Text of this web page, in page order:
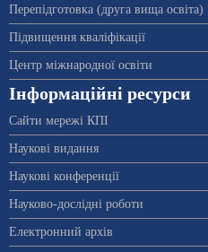
Перепідготовка (друга вища освіта)
Підвищення кваліфікації
Центр міжнародної освіти
Інформаційні ресурси
Сайти мережі КПІ
Наукові видання
Наукові конференції
Науково-дослідні роботи
Електронний архів